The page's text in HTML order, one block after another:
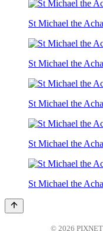
St Michael the
St Michael the
St Michael the
St Michael the
St Michael the
© 2026 PIXNET